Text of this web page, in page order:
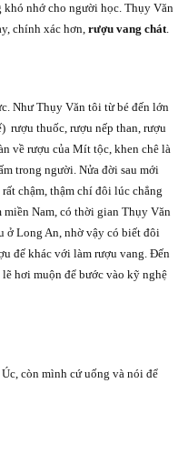
nhớ cho người học. Thụy Văn
chính xác hơn, rượu vang chát.
Như Thụy Văn tôi từ bé đến lớn
rượu thuốc, rượu nếp than, rượu
về rượu của Mít tộc, khen chê là
trong người. Nửa đời sau mới
chậm, thậm chí đôi lúc chẳng
miền Nam, có thời gian Thụy Văn
ở Long An, nhờ vậy có biết đôi
đế khác với làm rượu vang. Đến
hơi muộn để bước vào kỹ nghệ
còn mình cứ uống và nói để